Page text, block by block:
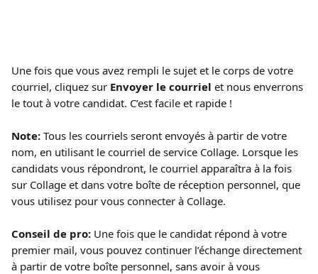
Une fois que vous avez rempli le sujet et le corps de votre
courriel, cliquez sur Envoyer le courriel et nous enverrons
le tout à votre candidat. C’est facile et rapide !
Note: Tous les courriels seront envoyés à partir de votre
nom, en utilisant le courriel de service Collage. Lorsque les
candidats vous répondront, le courriel apparaîtra à la fois
sur Collage et dans votre boîte de réception personnel, que
vous utilisez pour vous connecter à Collage.
Conseil de pro: Une fois que le candidat répond à votre
premier mail, vous pouvez continuer l’échange directement
à partir de votre boîte personnel, sans avoir à vous